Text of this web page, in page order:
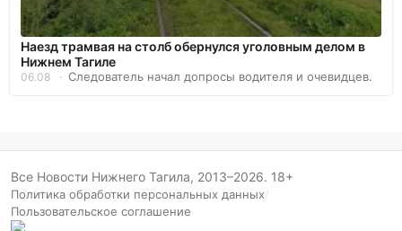
Наезд трамвая на столб обернулся уголовным делом в
Нижнем Тагиле
06.08 Следователь начал допросы водителя и очевидцев.
Все Новости Нижнего Тагила, 2013–2026. 18+
Политика обработки персональных данных/
Пользовательское соглашение